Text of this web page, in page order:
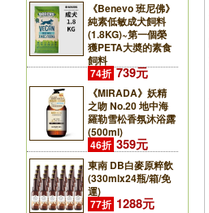
《Benevo 班尼佛》
純素低敏成犬飼料
(1.8KG)~第一個榮
獲PETA大奬的素食
飼料
74折 739元
《MIRADA》妖精
之吻 No.20 地中海
羅勒雪松香氛沐浴露
(500ml)
46折 359元
東南 DB白麥原粹飲
(330mlx24瓶/箱/免
運)
77折 1288元